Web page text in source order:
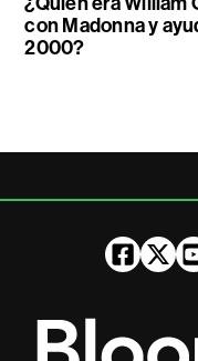
con Madonna y
2000?